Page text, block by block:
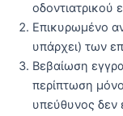
οδοντιατρικού
Επικυρωμένο
υπάρχει) των
Βεβαίωση
περίπτωση
υπεύθυνος δεν